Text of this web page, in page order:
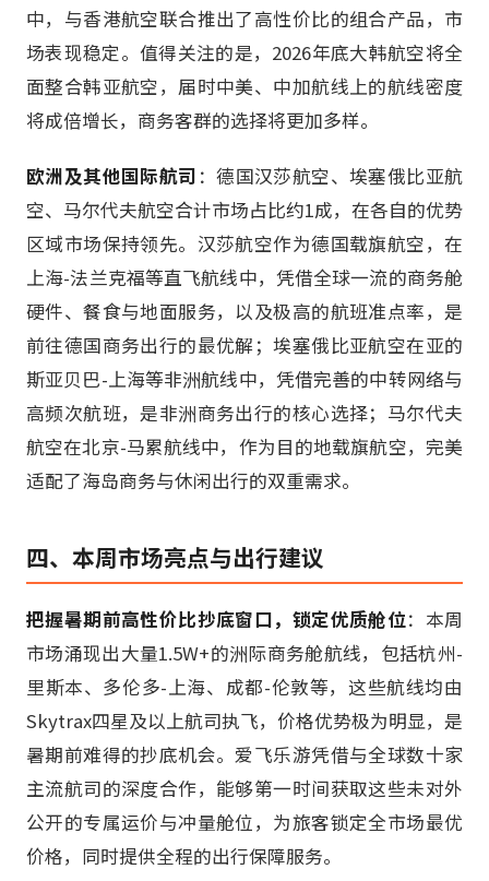
中，与香港航空联合推出了高性价比的组合产品，市
场表现稳定。值得关注的是，2026年底大韩航空将全
面整合韩亚航空，届时中美、中加航线上的航线密度
将成倍增长，商务客群的选择将更加多样。
欧洲及其他国际航司 ：德国汉莎航空、埃塞俄比亚航
空、马尔代夫航空合计市场占比约1成，在各自的优势
区域市场保持领先。汉莎航空作为德国载旗航空，在
上海-法兰克福等直飞航线中，凭借全球一流的商务舱
硬件、餐食与地面服务，以及极高的航班准点率，是
前往德国商务出行的最优解；埃塞俄比亚航空在亚的
斯亚贝巴-上海等非洲航线中，凭借完善的中转网络与
高频次航班，是非洲商务出行的核心选择；马尔代夫
航空在北京-马累航线中，作为目的地载旗航空，完美
适配了海岛商务与休闲出行的双重需求。
四、本周市场亮点与出行建议
把握暑期前高性价比抄底窗口，锁定优质舱位：本周
市场涌现出大量1.5W+的洲际商务舱航线，包括杭州-
里斯本、多伦多-上海、成都-伦敦等，这些航线均由
Skytrax四星及以上航司执飞，价格优势极为明显，是
暑期前难得的抄底机会。爱飞乐游凭借与全球数十家
主流航司的深度合作，能够第一时间获取这些未对外
公开的专属运价与冲量舱位，为旅客锁定全市场最优
价格，同时提供全程的出行保障服务。